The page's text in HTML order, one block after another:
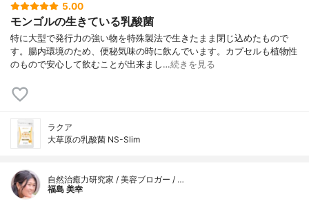
5.00
モンゴルの生きている乳酸菌
特に大型で発行力の強い物を特殊製法で生きたまま閉じ込めたもので
す。腸内環境のため、便秘気味の時に飲んでいます。カプセルも植物性
のもので安心して飲むことが出来まし…続きを見る
ラクア
大草原の乳酸菌 NS-Slim
自然治癒力研究家 / 美容ブロガー / …
福島 美幸